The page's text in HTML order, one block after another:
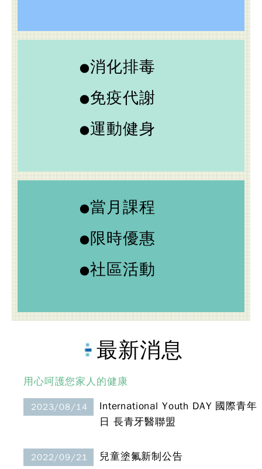
●消化排毒
●免疫代謝
●運動健身
●當月課程
●限時優惠
●社區活動
最新消息
用心呵護您家人的健康
2023/08/14
International Youth DAY 國際青年
日 長青牙醫聯盟
2022/09/21 兒童塗氟新制公告